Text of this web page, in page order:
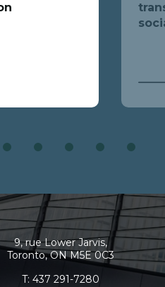
9, rue Lower Jarvis,
Toronto, ON M5E 0C3
T: 437 291-7280